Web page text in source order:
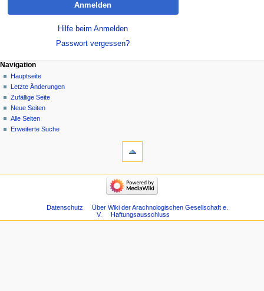
Anmelden
Hilfe beim Anmelden
Passwort vergessen?
Navigation
Hauptseite
Letzte Änderungen
Zufällige Seite
Neue Seiten
Alle Seiten
Erweiterte Suche
Datenschutz
Über Wiki der Arachnologischen Gesellschaft e.
V.
Haftungsausschluss